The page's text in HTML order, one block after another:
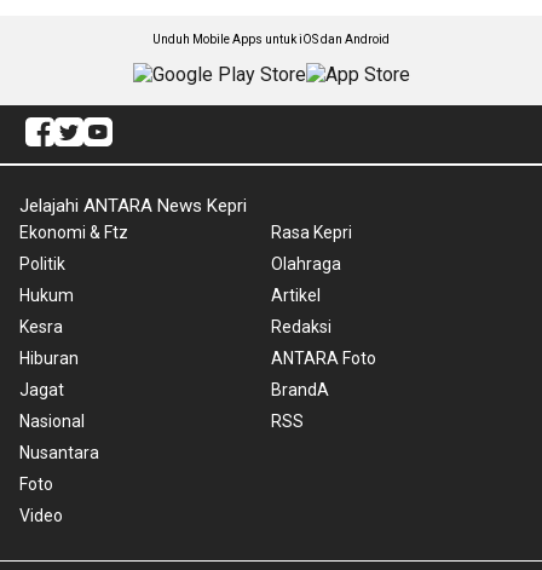
Unduh Mobile Apps untuk iOS dan Android
Jelajahi ANTARA News Kepri
Ekonomi & Ftz
Politik
Hukum
Kesra
Hiburan
Jagat
Nasional
Nusantara
Foto
Video
Rasa Kepri
Olahraga
Artikel
Redaksi
ANTARA Foto
BrandA
RSS